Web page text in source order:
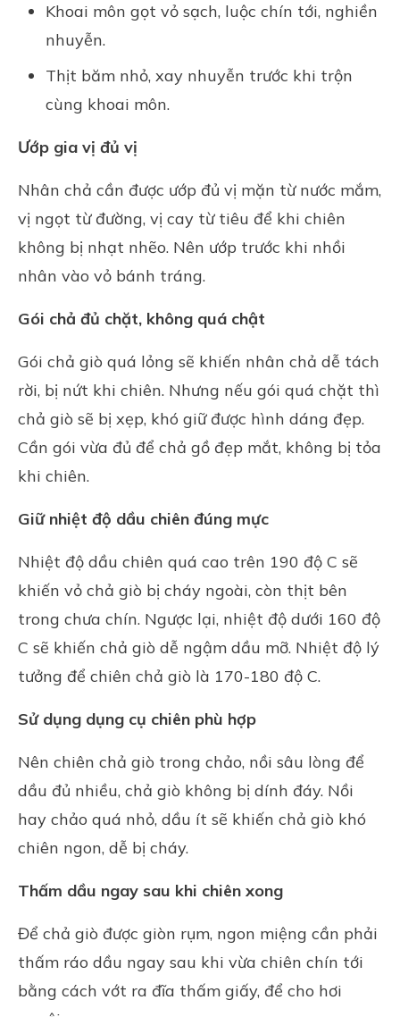
Khoai môn gọt vỏ sạch, luộc chín tới, nghiền
nhuyễn.
Thịt băm nhỏ, xay nhuyễn trước khi trộn
cùng khoai môn.
Ướp gia vị đủ vị
Nhân chả cần được ướp đủ vị mặn từ nước mắm,
vị ngọt từ đường, vị cay từ tiêu để khi chiên
không bị nhạt nhẽo. Nên ướp trước khi nhồi
nhân vào vỏ bánh tráng.
Gói chả đủ chặt, không quá chật
Gói chả giò quá lỏng sẽ khiến nhân chả dễ tách
rời, bị nứt khi chiên. Nhưng nếu gói quá chặt thì
chả giò sẽ bị xẹp, khó giữ được hình dáng đẹp.
Cần gói vừa đủ để chả gồ đẹp mắt, không bị tỏa
khi chiên.
Giữ nhiệt độ dầu chiên đúng mực
Nhiệt độ dầu chiên quá cao trên 190 độ C sẽ
khiến vỏ chả giò bị cháy ngoài, còn thịt bên
trong chưa chín. Ngược lại, nhiệt độ dưới 160 độ
C sẽ khiến chả giò dễ ngậm dầu mỡ. Nhiệt độ lý
tưởng để chiên chả giò là 170-180 độ C.
Sử dụng dụng cụ chiên phù hợp
Nên chiên chả giò trong chảo, nồi sâu lòng để
dầu đủ nhiều, chả giò không bị dính đáy. Nồi
hay chảo quá nhỏ, dầu ít sẽ khiến chả giò khó
chiên ngon, dễ bị cháy.
Thấm dầu ngay sau khi chiên xong
Để chả giò được giòn rụm, ngon miệng cần phải
thấm ráo dầu ngay sau khi vừa chiên chín tới
bằng cách vớt ra đĩa thấm giấy, để cho hơi